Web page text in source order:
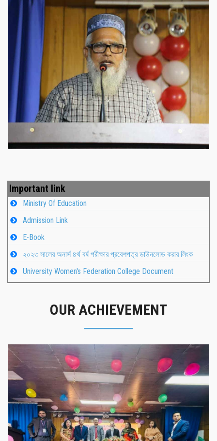
নবীনবরণ - ২০২৫
Important link
Ministry Of Education
Admission Link
E-Book
২০২৩ সালের অনার্স ৪র্থ বর্ষ পরীক্ষার প্রবেশপত্র ডাউনলোড করার লিংক
University Women's Federation College Document
OUR ACHIEVEMENT